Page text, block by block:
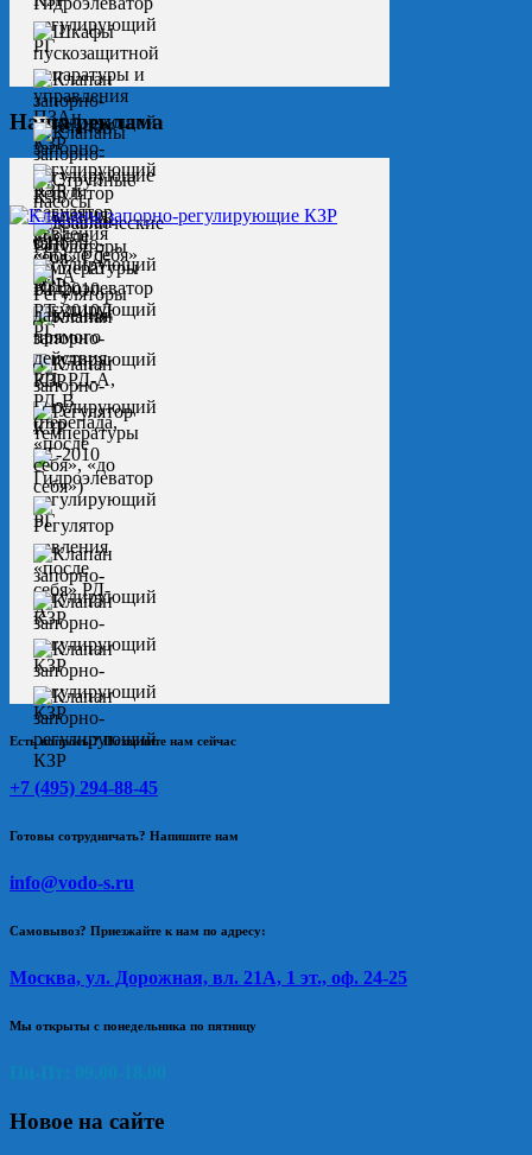
Наша реклама
Есть вопросы? Позвоните нам сейчас
+7 (495) 294-88-45
Готовы сотрудничать? Напишите нам
info@vodo-s.ru
Самовывоз? Приезжайте к нам по адресу:
Москва, ул. Дорожная, вл. 21А, 1 эт., оф. 24-25
Мы открыты с понедельника по пятницу
Новое на сайте